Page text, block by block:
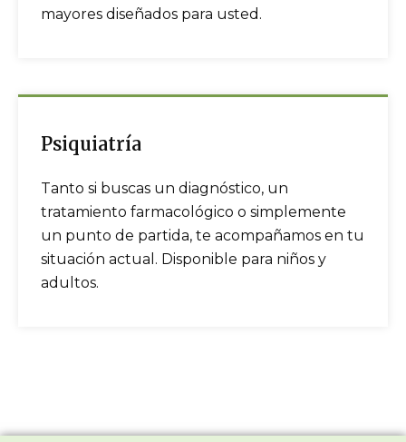
mayores diseñados para usted.
Psiquiatría
Tanto si buscas un diagnóstico, un
tratamiento farmacológico o simplemente
un punto de partida, te acompañamos en tu
situación actual. Disponible para niños y
adultos.